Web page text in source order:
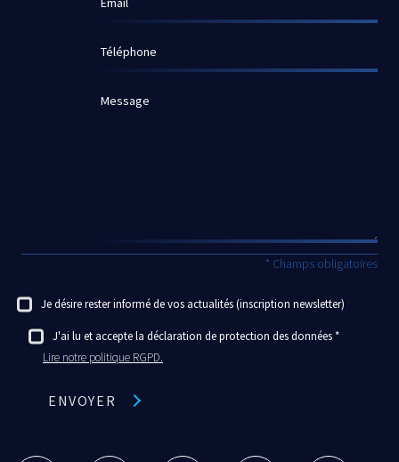
Téléphone
Message
* Champs obligatoires
Je désire rester informé de vos actualités (inscription newsletter)
J'ai lu et accepte la déclaration de protection des données
Lire notre politique RGPD.
ENVOYER